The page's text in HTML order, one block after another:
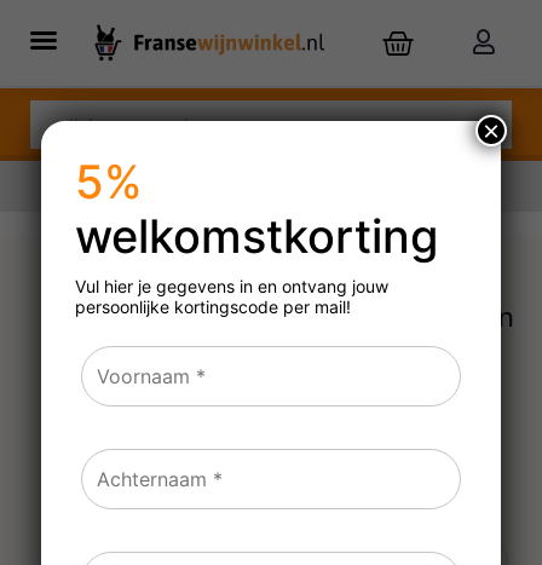
Cadeauverpakking karton
2 flessen
5%
welkomstkorting
Vul hier je gegevens in en ontvang jouw
persoonlijke kortingscode per mail!
×